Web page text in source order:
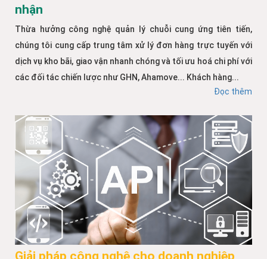
nhận
Thừa hưởng công nghệ quản lý chuỗi cung ứng tiên tiến,
chúng tôi cung cấp trung tâm xử lý đơn hàng trực tuyến với
dịch vụ kho bãi, giao vận nhanh chóng và tối ưu hoá chi phí với
các đối tác chiến lược như GHN, Ahamove... Khách hàng...
Đọc thêm
Giải pháp công nghệ cho doanh nghiệp